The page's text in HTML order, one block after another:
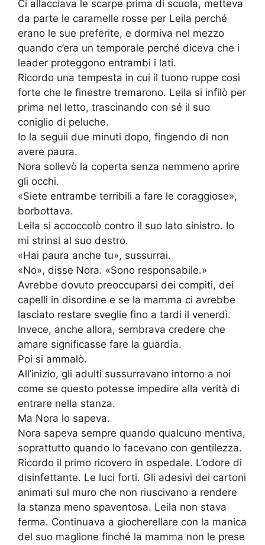
Ci allacciava le scarpe prima di scuola, metteva
da parte le caramelle rosse per Leila perché
erano le sue preferite, e dormiva nel mezzo
quando c’era un temporale perché diceva che i
leader proteggono entrambi i lati.
Ricordo una tempesta in cui il tuono ruppe così
forte che le finestre tremarono. Leila si infilò per
prima nel letto, trascinando con sé il suo
coniglio di peluche.
Io la seguii due minuti dopo, fingendo di non
avere paura.
Nora sollevò la coperta senza nemmeno aprire
gli occhi.
«Siete entrambe terribili a fare le coraggiose»,
borbottava.
Leila si accoccolò contro il suo lato sinistro. Io
mi strinsi al suo destro.
«Hai paura anche tu», sussurrai.
«No», disse Nora. «Sono responsabile.»
Avrebbe dovuto preoccuparsi dei compiti, dei
capelli in disordine e se la mamma ci avrebbe
lasciato restare sveglie fino a tardi il venerdì.
Invece, anche allora, sembrava credere che
amare significasse fare la guardia.
Poi si ammalò.
All’inizio, gli adulti sussurravano intorno a noi
come se questo potesse impedire alla verità di
entrare nella stanza.
Ma Nora lo sapeva.
Nora sapeva sempre quando qualcuno mentiva,
soprattutto quando lo facevano con gentilezza.
Ricordo il primo ricovero in ospedale. L’odore di
disinfettante. Le luci forti. Gli adesivi dei cartoni
animati sul muro che non riuscivano a rendere
la stanza meno spaventosa. Leila non stava
ferma. Continuava a giocherellare con la manica
del suo maglione finché la mamma non le prese